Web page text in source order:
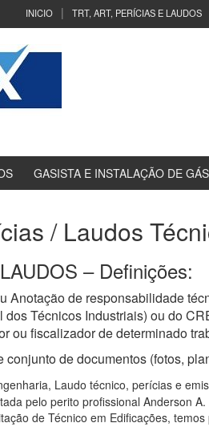
INICIO TRT, ART, PERÍCIAS E LAUDOS
GASISTA E INSTALAÇÃO DE GÁS
/ Laudos
– Definições:
Anotação de responsabilidade
Técnicos Industriais) ou do
ou fiscalizador de determinado
de documentos (fotos,
Laudo técnico, perícias e
pelo perito profissional Anderson
de Técnico em Edificações,